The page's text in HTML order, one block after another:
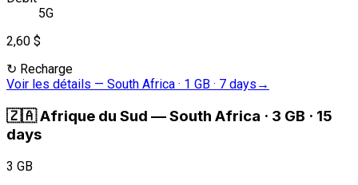
5G
2,60 $
↻ Recharge
Voir les détails — South Africa · 1 GB · 7 days →
🇿🇦Afrique du Sud —South Africa · 3 GB · 15
days
3 GB